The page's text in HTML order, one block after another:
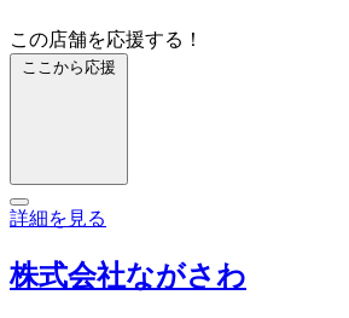
この店舗を応援する！
ここから応援
詳細を見る
株式会社ながさわ